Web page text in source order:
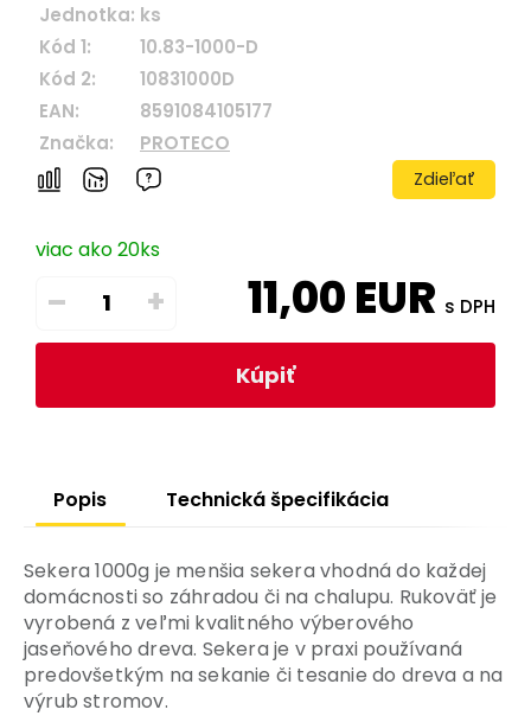
Jednotka: ks
Kód 1:
10.83-1000-D
Kód 2:
10831000D
EAN:
8591084105177
Značka:
PROTECO
Zdieľať
viac ako 20ks
– + 11,00EUR s DPH
Kúpiť
Popis Technická špecifikácia
Sekera 1000g je menšia sekera vhodná do každej
domácnosti so záhradou či na chalupu. Rukoväť je
vyrobená z veľmi kvalitného výberového
jaseňového dreva. Sekera je v praxi používaná
predovšetkým na sekanie či tesanie do dreva a na
výrub stromov.